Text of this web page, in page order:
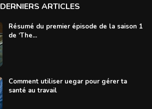
DERNIERS ARTICLES
Résumé du premier épisode de la saison 1
de ‘The...
Comment utiliser uegar pour gérer ta
santé au travail